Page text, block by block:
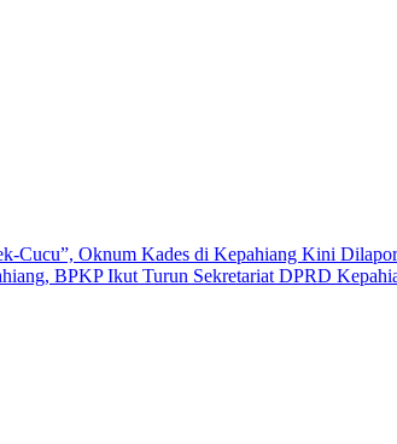
Cucu”, Oknum Kades di Kepahiang Kini
BPKP Ikut Turun Sekretariat DPRD